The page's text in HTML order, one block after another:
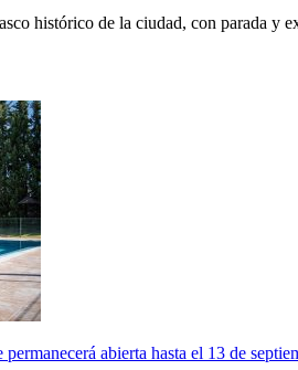
histórico de la ciudad, con parada y
abierta hasta el 13 de